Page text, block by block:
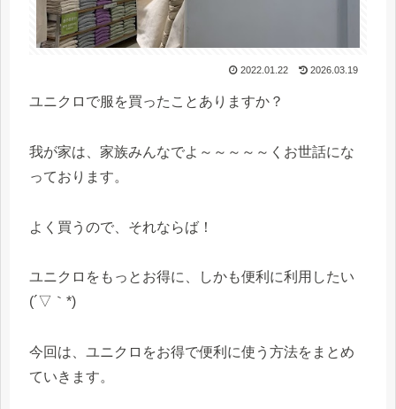
2022.01.22 2026.03.19
ユニクロで服を買ったことありますか？
我が家は、家族みんなでよ～～～～～くお世話にな
っております。
よく買うので、それならば！
ユニクロをもっとお得に、しかも便利に利用したい
(´▽｀*)
今回は、ユニクロをお得で便利に使う方法をまとめ
ていきます。